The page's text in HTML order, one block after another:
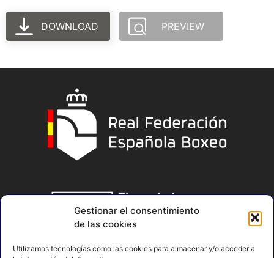
Gestionar el consentimiento
de las cookies
Utilizamos tecnologías como las cookies para almacenar y/o acceder a
DOWNLOAD PREVIEW